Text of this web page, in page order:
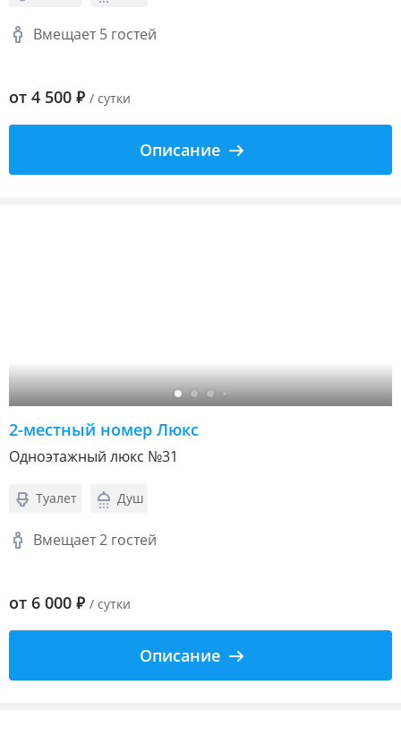
Вмещает 5 гостей
от 4 500 ₽ / сутки
Описание
2-местный номер Люкс
Одноэтажный люкс №31
Туалет Душ
Вмещает 2 гостей
от 6 000 ₽ / сутки
Описание